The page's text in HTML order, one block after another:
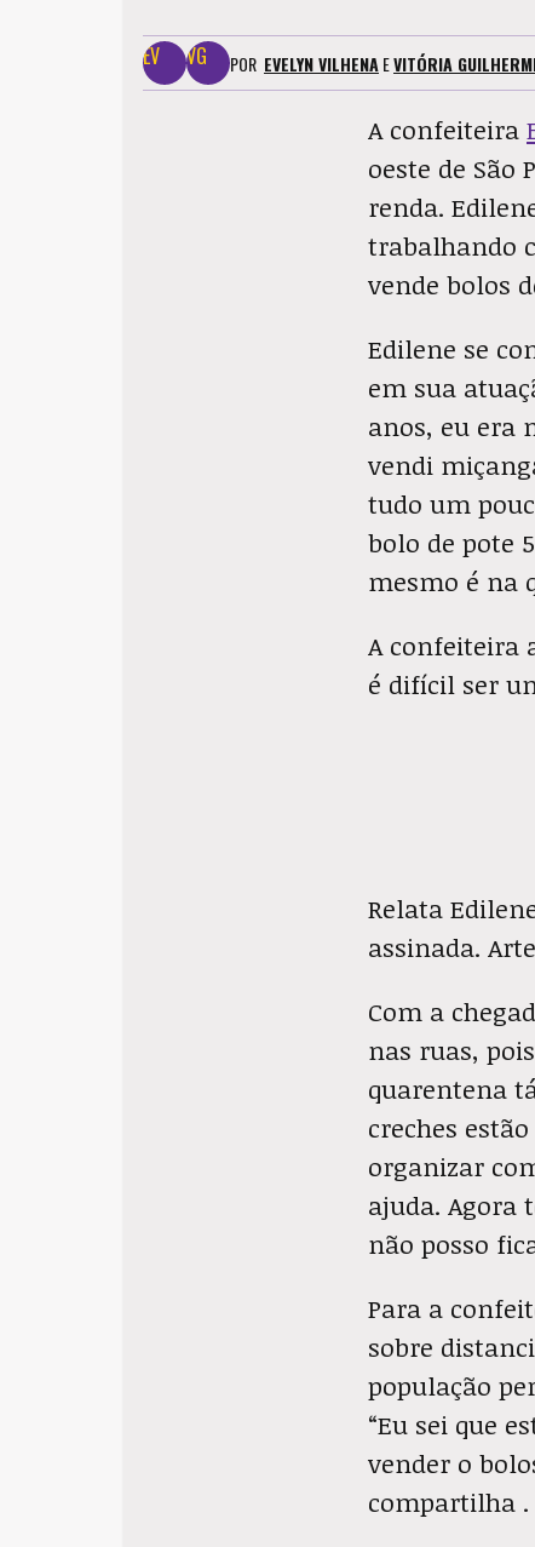
POR EVELYN VILHENAEVITÓRIA
A confeiteira
oeste de
renda.
trabalhando
vende bolos
Edilene se
em sua
anos, eu era
vendi
tudo um
bolo de pote
mesmo é na
A confeiteira
é difícil ser
Relata
assinada.
Com a
nas ruas,
quarentena
creches
organizar
ajuda. Agora
não posso
Para a
sobre
população
“Eu sei que
vender o
compartilha .